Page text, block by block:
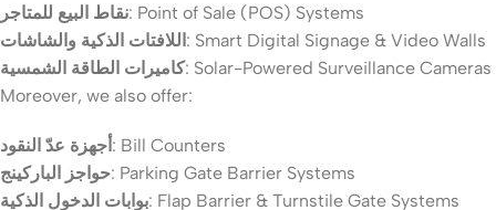
نقاط البيع للمتاجر: Point of Sale (POS) Systems
اللافتات الذكية والشاشات: Smart Digital Signage & Video Walls
كاميرات الطاقة الشمسية: Solar-Powered Surveillance Cameras
Moreover, we also offer:
أجهزة عدّ النقود: Bill Counters
حواجز الباركينج: Parking Gate Barrier Systems
بوابات الدخول الذكية: Flap Barrier & Turnstile Gate Systems